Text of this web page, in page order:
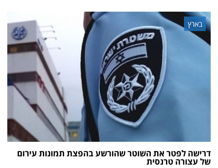
בארץ
דרישה לפטר את השוטר שהורשע בהפצת תמונות עירום
של עצורה טרנסית